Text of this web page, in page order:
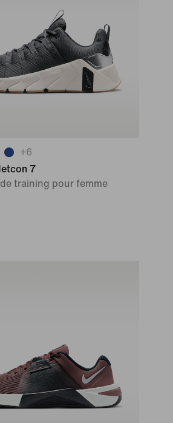
+6
7
training pour femme